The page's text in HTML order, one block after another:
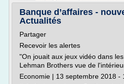
Banque d’affaires -
Actualités
Partager
Recevoir les alertes
"On jouait aux jeux vidéo dans
Lehman Brothers vue de
Economie | 13 septembre 2018 -